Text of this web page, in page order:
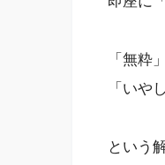
「無粋」
「いや
という